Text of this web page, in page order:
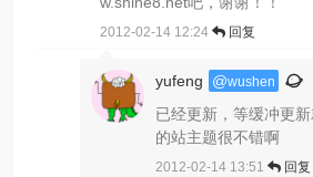
2012-02-14 12:24 回复
yufeng @wushen
已经更新，等缓冲更
的站主题很不错啊
2012-02-14 13:51 回复